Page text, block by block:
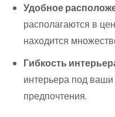
Удобное
располагаются в
находится
Гибкость
интерьера под
предпочтения.